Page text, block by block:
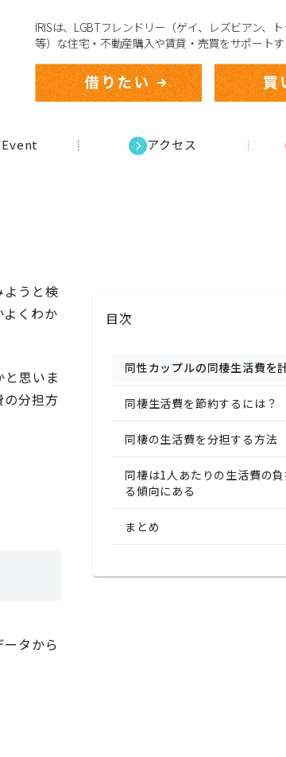
IRISは、LGBTフレンドリー（ゲイ、レズビアン、
等）な住宅・不動産購入や賃貸・売買をサポートす
アクセス
ようと検
くわか
思いま
の分担方
タから
目次
同性カップルの同棲生活費を
同棲生活費を節約するには？
同棲の生活費を分担する方法
同棲は1人あたりの生活費の
る傾向にある
まとめ